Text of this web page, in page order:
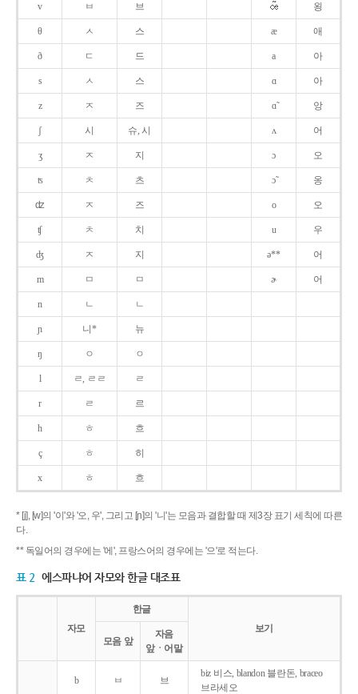
v ㅂ 브 욍
θ ㅅ 스 æ 애
ð ㄷ 드 a 아
s ㅅ 스 ɑ 아
z ㅈ 즈 ɑ̃ 앙
ʃ 시 슈, 시 ʌ 어
ʒ ㅈ 지 ɔ 오
ʦ ㅊ 츠 ɔ̃ 옹
ʣ ㅈ 즈 o 오
ʧ ㅊ 치 u 우
ʤ ㅈ 지 ə** 어
m ㅁ ㅁ ɚ 어
n ㄴ ㄴ
ɲ 니* 뉴
ŋ ㅇ ㅇ
l ㄹ, ㄹㄹ ㄹ
r ㄹ 르
h ㅎ 흐
ç ㅎ 히
x ㅎ 흐
* [j], [w]의 '이'와 '오, 우', 그리고 [ɲ]의 '니'는 모음과 결합할 때 제3장 표기 세칙에 따른
다.
** 독일어의 경우에는 '에', 프랑스어의 경우에는 '으'로 적는다.
표 2 에스파냐어 자모와 한글 대조표
자모
한글
보기
모음 앞
자음
앞ㆍ어말
b ㅂ 브
biz 비스, blandon 블란돈, braceo
브라세오